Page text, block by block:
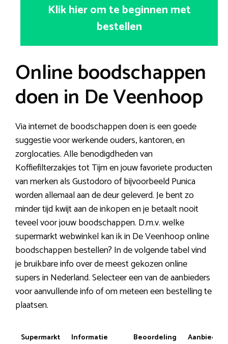
Klik hier om te beginnen met
bestellen
Online boodschappen
doen in De Veenhoop
Via internet de boodschappen doen is een goede
suggestie voor werkende ouders, kantoren, en
zorglocaties. Alle benodigdheden van
Koffiefilterzakjes tot Tijm en jouw favoriete producten
van merken als Gustodoro of bijvoorbeeld Punica
worden allemaal aan de deur geleverd. Je bent zo
minder tijd kwijt aan de inkopen en je betaalt nooit
teveel voor jouw boodschappen. D.m.v. welke
supermarkt webwinkel kan ik in De Veenhoop online
boodschappen bestellen? In de volgende tabel vind
je bruikbare info over de meest gekozen online
supers in Nederland. Selecteer een van de aanbieders
voor aanvullende info of om meteen een bestelling te
plaatsen.
Supermarkt Informatie Beoordeling